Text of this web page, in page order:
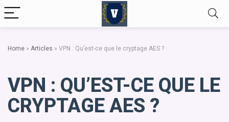
Home » Articles » VPN : Qu’est-ce que le cryptage AES ?
VPN : QU’EST-CE QUE LE
CRYPTAGE AES ?